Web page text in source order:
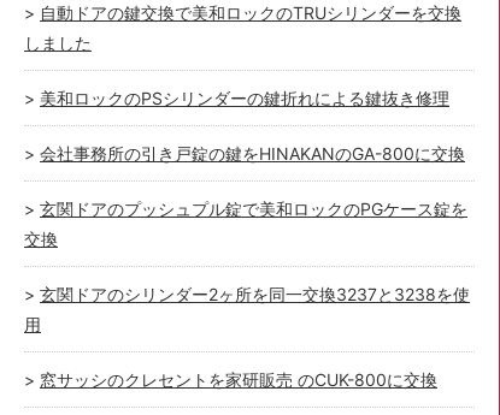
自動ドアの鍵交換で美和ロックのTRUシリンダーを交換
しました
美和ロックのPSシリンダーの鍵折れによる鍵抜き修理
会社事務所の引き戸錠の鍵をHINAKANのGA-800に交換
玄関ドアのプッシュプル錠で美和ロックのPGケース錠を
交換
玄関ドアのシリンダー2ヶ所を同一交換3237と3238を使
用
窓サッシのクレセントを家研販売 のCUK-800に交換